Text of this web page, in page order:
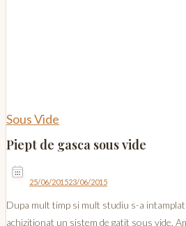
Sous Vide
Piept de gasca sous vide
25/06/201523/06/2015
Dupa mult timp si mult studiu s-a
achizitionat un sistem de gatit sous vide.